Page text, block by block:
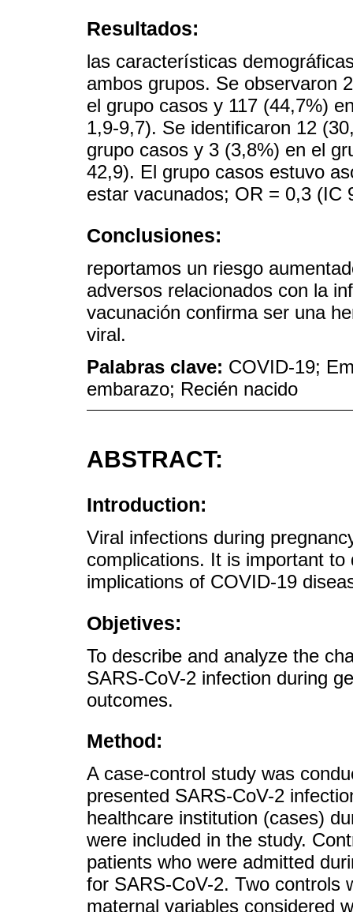
Resultados:
las características
ambos grupos. Se observaron
el grupo casos y 117 (44,7%)
1,9-9,7). Se identificaron 12
grupo casos y 3 (3,8%) en el
42,9). El grupo casos estuvo
estar vacunados; OR = 0,3 (IC
Conclusiones:
reportamos un riesgo
adversos relacionados con la
vacunación confirma ser una
viral.
Palabras clave: COVID-19;
embarazo; Recién nacido
ABSTRACT:
Introduction:
Viral infections during
complications. It is important
implications of COVID-19
Objetives:
To describe and analyze the
SARS-CoV-2 infection during
outcomes.
Method:
A case-control study was
presented SARS-CoV-2
healthcare institution (cases)
were included in the study.
patients who were admitted
for SARS-CoV-2. Two controls
maternal variables considered